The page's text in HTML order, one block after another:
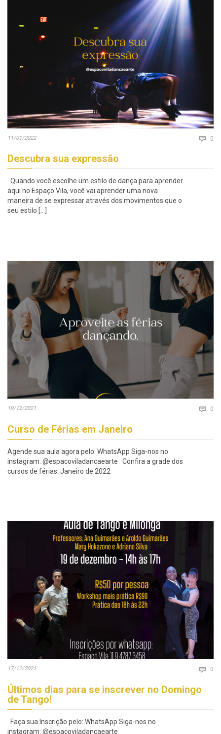
11/01/2022  0
Descubra sua expressão
Quando você escolhe um estilo de dança para aprender
aqui no Espaço Vila, você vai aprender uma nova
maneira de se expressar através dos movimentos que o
seu estilo […]
19/12/2021  0
Curso de Férias em Janeiro
Agende sua aula agora pelo: WhatsApp Siga-nos no
instagram: @espacoviladancaearte Confira a grade dos
cursos de férias: Janeiro de 2022
17/12/2021  0
Últimos dias para se inscrever no Domingo
de Tango!
Faça sua Inscrição pelo: WhatsApp Siga-nos no
instagram: @espacoviladancaearte